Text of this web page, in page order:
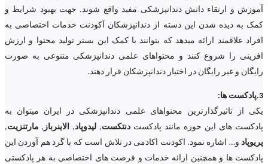
آموزش و ارتقاء دانش دندانپزشکی مفید واقع شوند. جهت بهبود شرایط و
کمک به دیده شدن این دسته از دندانپزشکان آکودنت خدمات اختصاصی به
افراد علاقمند ارائه میدهد که بتوانند با کمک این بستر تولید محتوا و ارزش
افرینی را شروع کنند و محتواهای علمی دندانپزشکی متنوعی به صورت
رایگان و غیر رایگان در اختیار دندانپزشکان قرار دهند.
3.پادکست ها:
یکی از تاثیرگذارترین محتواهای علمی دندانپزشکی در ایران میتوان به
پادکست های این حوزه مانند پادکست دنتکست, لیدوپاد, الاینرباز , مارتنزیت,
پریوپاد و… اشاره نمود. اکودنت اکادمی در تلاش است که با گرد هم آوردن این
پادکست ها و همچنین ارائه خدمات و فرصت های اختصاصی به هر پادکستی